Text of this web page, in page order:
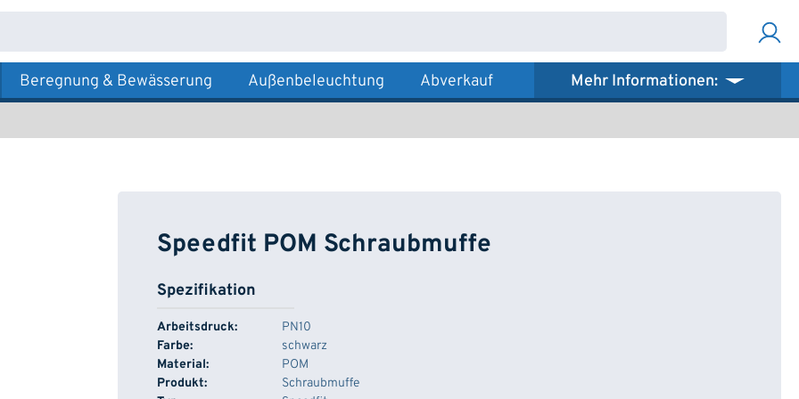
Beregnung & Bewässerung Außenbeleuchtung Abverkauf Mehr Informationen:
Speedfit POM Schraubmuffe
Spezifikation
Arbeitsdruck:
PN10
Farbe:
schwarz
Material:
POM
Produkt:
Schraubmuffe